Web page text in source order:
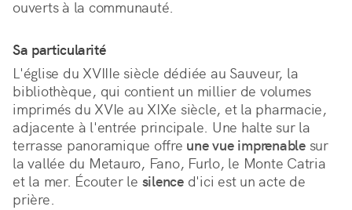
ouverts à la communauté.
Sa particularité
L'église du XVIIIe siècle dédiée au Sauveur, la
bibliothèque, qui contient un millier de volumes
imprimés du XVIe au XIXe siècle, et la pharmacie,
adjacente à l'entrée principale. Une halte sur la
terrasse panoramique offre une vue imprenable sur
la vallée du Metauro, Fano, Furlo, le Monte Catria
et la mer. Écouter le silence d'ici est un acte de
prière.